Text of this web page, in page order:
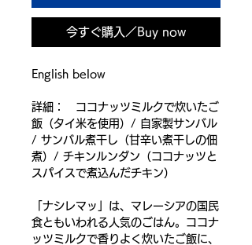
今すぐ購入／Buy now
English below
詳細： ココナッツミルクで炊いたご
飯（タイ米を使用）/ 自家製サンバル
/ サンバル煮干し（甘辛い煮干しの佃
煮）/ チキンルンダン（ココナッツと
スパイスで煮込んだチキン）
「ナシレマッ」は、マレーシアの国民
食ともいわれる人気のごはん。ココナ
ッツミルクで香りよく炊いたご飯に、